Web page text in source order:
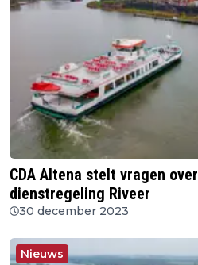
CDA Altena stelt vragen
dienstregeling Riveer
30 december 2023
Nieuws